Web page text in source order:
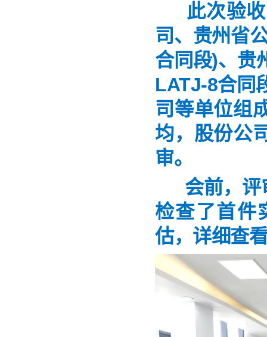
此次验
司、贵州省
合同段)、贵
LATJ-8合同
司等单位组
均，股份公
审。
会前，评
检查了首件
估，详细查